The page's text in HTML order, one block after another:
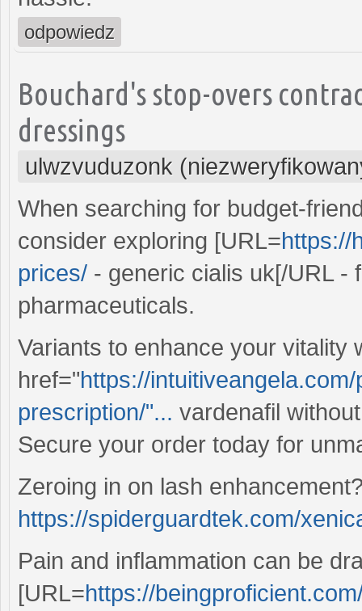
odpowiedz
Bouchard's stop-overs
dressings
ulwzvuduzonk
When searching for budget-
consider exploring [URL=https://
prices/ - generic cialis uk[/URL -
pharmaceuticals.
Variants to enhance your vitality
href="https://
prescription/"... vardenafil
Secure your order today for
Zeroing in on lash
https://spiderguardtek.com/
Pain and inflammation can be
[URL=https://